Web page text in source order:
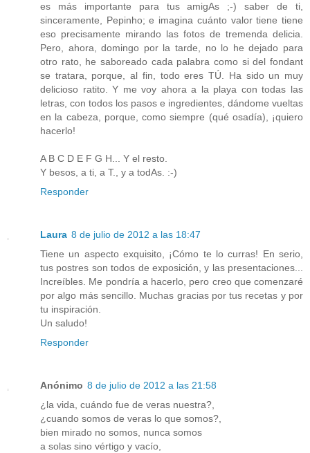
es más importante para tus amigAs ;-) saber de ti,
sinceramente, Pepinho; e imagina cuánto valor tiene tiene
eso precisamente mirando las fotos de tremenda delicia.
Pero, ahora, domingo por la tarde, no lo he dejado para
otro rato, he saboreado cada palabra como si del fondant
se tratara, porque, al fin, todo eres TÚ. Ha sido un muy
delicioso ratito. Y me voy ahora a la playa con todas las
letras, con todos los pasos e ingredientes, dándome vueltas
en la cabeza, porque, como siempre (qué osadía), ¡quiero
hacerlo!
A B C D E F G H... Y el resto.
Y besos, a ti, a T., y a todAs. :-)
Responder
Laura 8 de julio de 2012 a las 18:47
Tiene un aspecto exquisito, ¡Cómo te lo curras! En serio,
tus postres son todos de exposición, y las presentaciones...
Increíbles. Me pondría a hacerlo, pero creo que comenzaré
por algo más sencillo. Muchas gracias por tus recetas y por
tu inspiración.
Un saludo!
Responder
Anónimo 8 de julio de 2012 a las 21:58
¿la vida, cuándo fue de veras nuestra?,
¿cuando somos de veras lo que somos?,
bien mirado no somos, nunca somos
a solas sino vértigo y vacío,